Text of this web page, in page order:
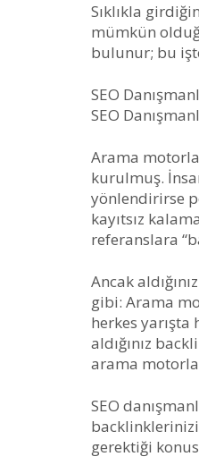
Sıklıkla
mümkün
bulunur; bu
SEO
SEO
Arama
kurulmuş.
yönlendirirse
kayıtsız
referanslara
Ancak
gibi: Arama
herkes yarışta
aldığınız
arama
SEO
gerektiği